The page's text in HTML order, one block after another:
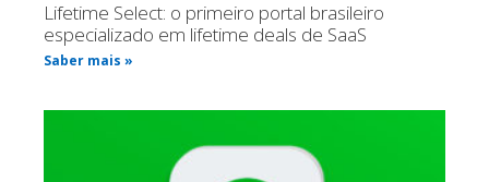
Lifetime Select: o primeiro portal brasileiro
especializado em lifetime deals de SaaS
Saber mais »